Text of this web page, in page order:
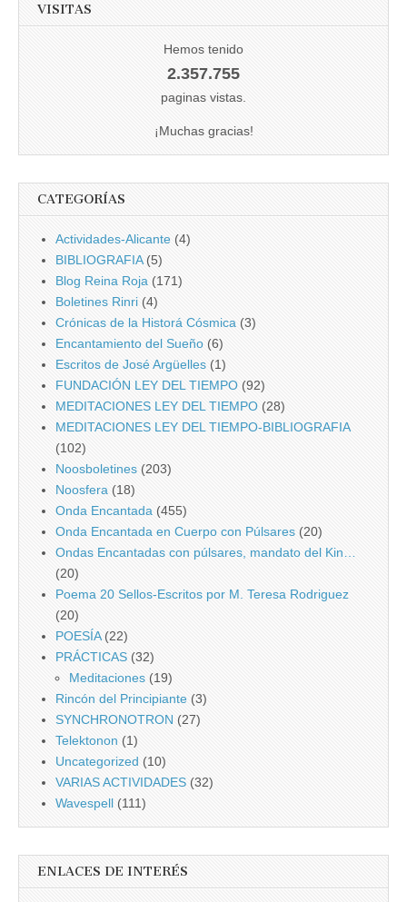
VISITAS
Hemos tenido
2.357.755
paginas vistas.
¡Muchas gracias!
CATEGORÍAS
Actividades-Alicante (4)
BIBLIOGRAFIA(5)
Blog Reina Roja (171)
Boletines Rinri (4)
Crónicas de la Historá Cósmica (3)
Encantamiento del Sueño (6)
Escritos de José Argüelles (1)
FUNDACIÓN LEY DEL TIEMPO (92)
MEDITACIONES LEY DEL TIEMPO (28)
MEDITACIONES LEY DEL TIEMPO-BIBLIOGRAFIA
(102)
Noosboletines (203)
Noosfera (18)
Onda Encantada (455)
Onda Encantada en Cuerpo con Púlsares (20)
Ondas Encantadas con púlsares, mandato del Kin…
(20)
Poema 20 Sellos-Escritos por M. Teresa Rodriguez
(20)
POESÍA(22)
PRÁCTICAS (32)
Meditaciones (19)
Rincón del Principiante (3)
SYNCHRONOTRON (27)
Telektonon (1)
Uncategorized (10)
VARIAS ACTIVIDADES (32)
Wavespell (111)
ENLACES DE INTERÉS